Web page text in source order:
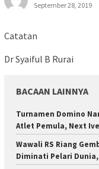
September 28, 2019
Catatan
Dr Syaiful B Rurai
BACAAN LAINNYA
Turnamen Domino
Atlet Pemula, Next
Wawali RS Riang
Diminati Pelari